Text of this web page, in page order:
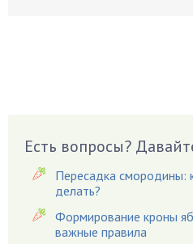
Вешенки
Виноград
Вредители
Гардения
Есть вопросы?
Пересадка смородины:
делать?
Формирование кроны
важные правила